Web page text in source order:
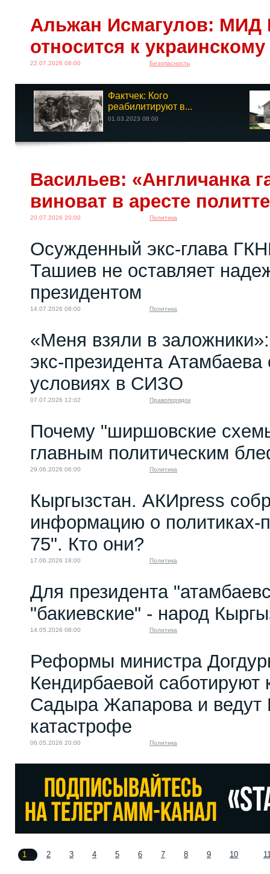
Альжан Исмагулов: МИД
относится к
22.07.2026 08:00 Безопасность
Фактчек: Кого
реабилитируют в...
01.03.2023 08:00
Васильев: «Англичанка
виноват в аресте
20.07.2026 20:00 Политика
Осужденный экс-глава
Ташиев не оставляет
президентом
14.07.2026 08:00 Политика
«Меня взяли в
экс‑президента
условиях в СИЗО
07.07.2026 12:02 Правопорядок
Почему "ширшовские
главным политическим
29.06.2026 06:00 Политика
Кыргызстан. АКИpress
информацию о политиках-
75". Кто они?
17.06.2026 18:00 Политика
Для президента
"бакиевские" - народ
14.05.2026 08:00 Политика
Реформы министра
Кендирбаевой саботируют
Садыра Жапарова и ведут
катастрофе
06.05.2026 20:00 Политика
1 2 3 4 5 6 7 8 9 10